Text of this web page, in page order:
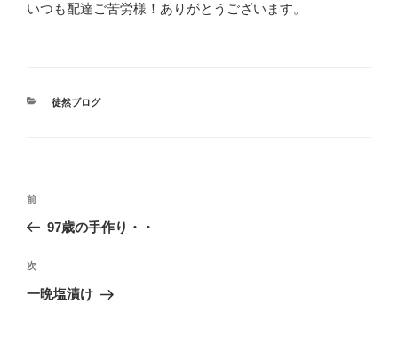
いつも配達ご苦労様！ありがとうございます。
カ
徒然ブログ
投
ビ
ゲ
前
の
稿
前
97歳の手作り・・
次
次
一晩塩漬け